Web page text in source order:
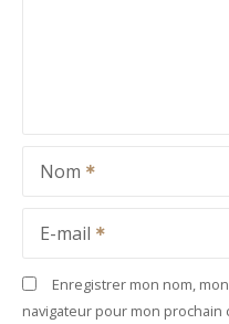
Nom
E-mail
Enregistrer mon nom,
navigateur pour mon prochain